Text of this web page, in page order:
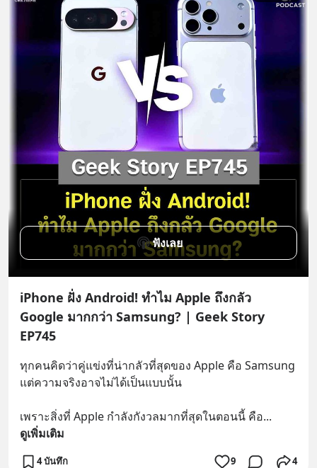
ฟังเลย
iPhone ฝั่ง Android! ทำไม Apple ถึงกลัว
Google มากกว่า Samsung? | Geek Story
EP745
ทุกคนคิดว่าคู่แข่งที่น่ากลัวที่สุดของ Apple คือ Samsung
แต่ความจริงอาจไม่ได้เป็นแบบนั้น
เพราะสิ่งที่ Apple กำลังกังวลมากที่สุดในตอนนี้ คือ...
ดูเพิ่มเติม
4 บันทึก 9 4